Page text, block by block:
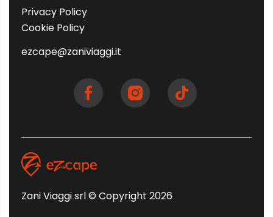
Privacy Policy
Cookie Policy
ezcape@zaniviaggi.it
Zani Viaggi srl © Copyright 2026